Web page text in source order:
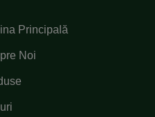
Principală
Noi